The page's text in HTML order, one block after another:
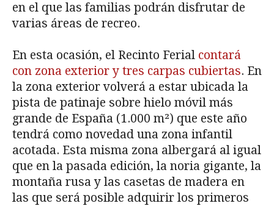
en el que las familias podrán disfrutar de
varias áreas de recreo.
En esta ocasión, el Recinto Ferial contará
con zona exterior y tres carpas cubiertas. En
la zona exterior volverá a estar ubicada la
pista de patinaje sobre hielo móvil más
grande de España (1.000 m²) que este año
tendrá como novedad una zona infantil
acotada. Esta misma zona albergará al igual
que en la pasada edición, la noria gigante, la
montaña rusa y las casetas de madera en
las que será posible adquirir los primeros